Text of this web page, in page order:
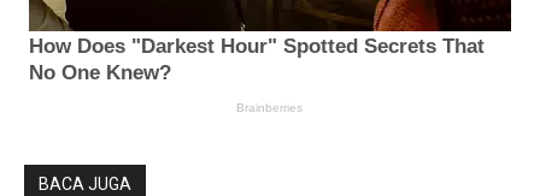
BACA JUGA